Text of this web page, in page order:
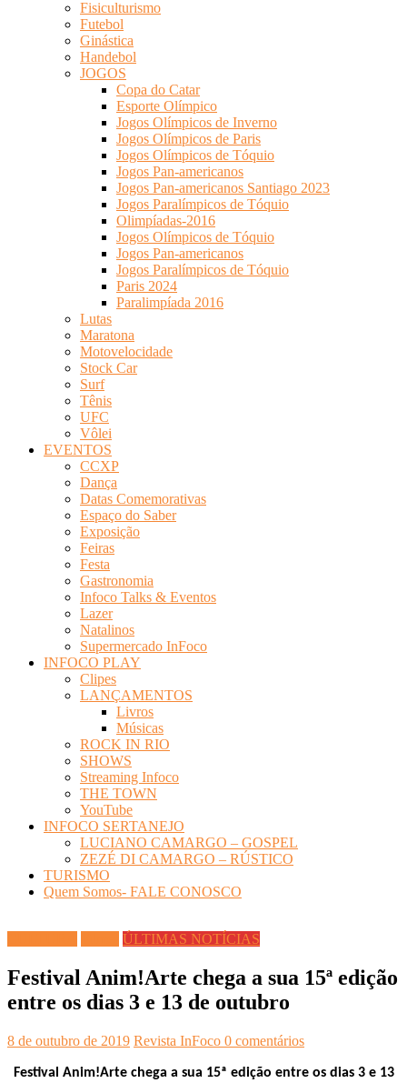
Fisiculturismo
Futebol
Ginástica
Handebol
JOGOS
Copa do Catar
Esporte Olímpico
Jogos Olímpicos de Inverno
Jogos Olímpicos de Paris
Jogos Olímpicos de Tóquio
Jogos Pan-americanos
Jogos Pan-americanos Santiago 2023
Jogos Paralímpicos de Tóquio
Olimpíadas-2016
Jogos Olímpicos de Tóquio
Jogos Pan-americanos
Jogos Paralímpicos de Tóquio
Paris 2024
Paralimpíada 2016
Lutas
Maratona
Motovelocidade
Stock Car
Surf
Tênis
UFC
Vôlei
EVENTOS
CCXP
Dança
Datas Comemorativas
Espaço do Saber
Exposição
Feiras
Festa
Gastronomia
Infoco Talks & Eventos
Lazer
Natalinos
Supermercado InFoco
INFOCO PLAY
Clipes
LANÇAMENTOS
Livros
Músicas
ROCK IN RIO
SHOWS
Streaming Infoco
THE TOWN
YouTube
INFOCO SERTANEJO
LUCIANO CAMARGO – GOSPEL
ZEZÉ DI CAMARGO – RÚSTICO
TURISMO
Quem Somos- FALE CONOSCO
ÚLTIMAS NOTÍCIAS
Festival Anim!Arte chega a sua 15ª edição
entre os dias 3 e 13 de outubro
8 de outubro de 2019 Revista InFoco 0 comentários
Festival Anim!Arte chega a sua 15ª edição entre os dias 3 e 13